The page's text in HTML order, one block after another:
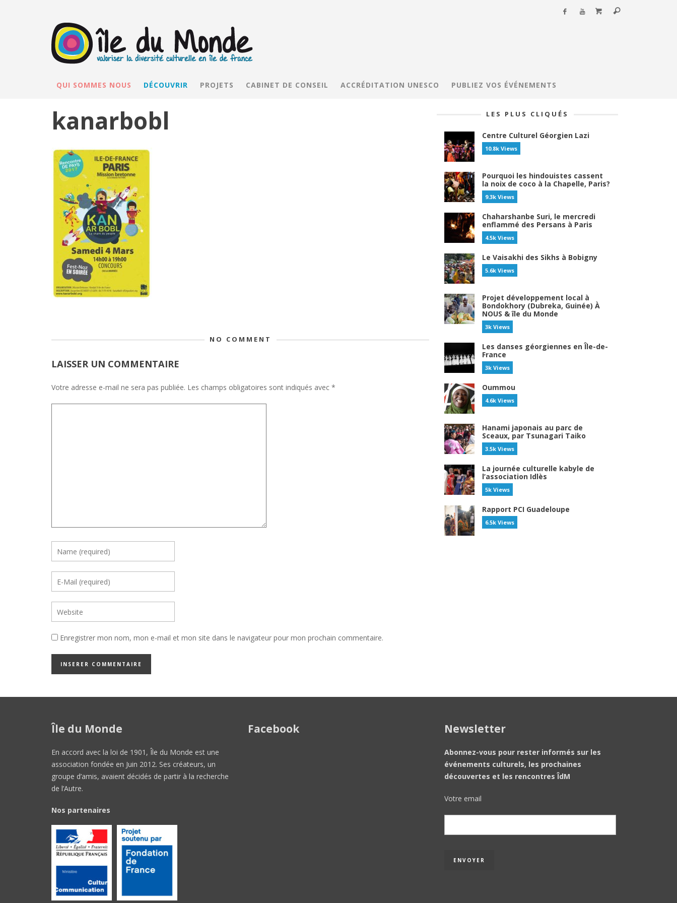
QUI SOMMES NOUS DÉCOUVRIR PROJETS CABINET DE CONSEIL ACCRÉDITATION UNESCO PUBLIEZ VOS ÉVÉNEMENTS
kanarbobl
NO COMMENT
LAISSER UN COMMENTAIRE
Votre adresse e-mail ne sera pas publiée. Les champs obligatoires sont indiqués avec *
Enregistrer mon nom, mon e-mail et mon site dans le navigateur pour mon prochain commentaire.
LES PLUS CLIQUÉS
Centre Culturel Géorgien Lazi
10.8k Views
Pourquoi les hindouistes cassent
la noix de coco à la Chapelle, Paris?
9.3k Views
Chaharshanbe Suri, le mercredi
enflammé des Persans à Paris
4.5k Views
Le Vaisakhi des Sikhs à Bobigny
5.6k Views
Projet développement local à
Bondokhory (Dubreka, Guinée) À
NOUS & île du Monde
3k Views
Les danses géorgiennes en Île-de-
France
3k Views
Oummou
4.6k Views
Hanami japonais au parc de
Sceaux, par Tsunagari Taiko
3.5k Views
La journée culturelle kabyle de
l’association Idlès
5k Views
Rapport PCI Guadeloupe
6.5k Views
Île du Monde
En accord avec la loi de 1901, Île du Monde est une
association fondée en Juin 2012. Ses créateurs, un
groupe d’amis, avaient décidés de partir à la recherche
de l’Autre.
Nos partenaires
Facebook Newsletter
Abonnez-vous pour rester informés sur les
événements culturels, les prochaines
découvertes et les rencontres ÎdM
Votre email